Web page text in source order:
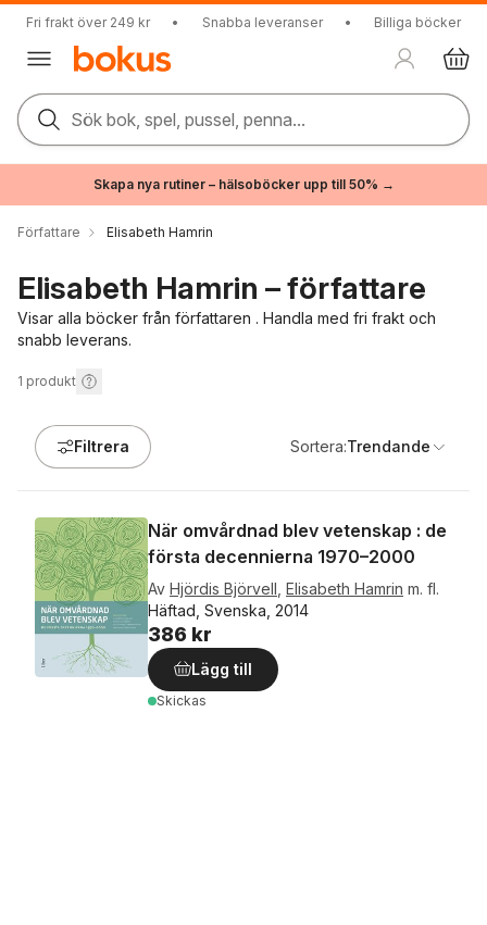
Fri frakt över 249 kr • Snabba leveranser • Billiga böcker
Sök bok, spel, pussel, penna...
Skapa nya rutiner – hälsoböcker upp till 50% →
Författare Elisabeth Hamrin
Elisabeth Hamrin – författare
Visar alla böcker från författaren . Handla med fri frakt och
snabb leverans.
1 produkt
Filtrera Sortera:Trendande
När omvårdnad blev vetenskap : de
första decennierna 1970–2000
Av Hjördis Björvell Elisabeth Hamrin m. fl.
Häftad, Svenska, 2014
386 kr
Lägg till
Skickas